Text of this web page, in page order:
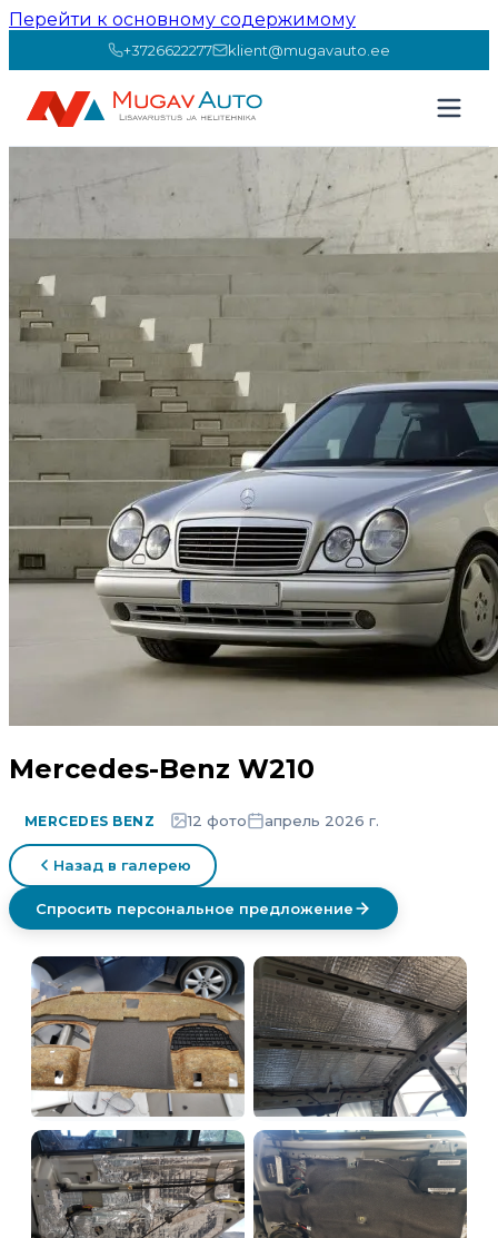
Перейти к основному содержимому
+3726622277 klient@mugavauto.ee
Mercedes-Benz W210
MERCEDES BENZ 12 фото апрель 2026 г.
Назад в галерею
Спросить персональное предложение